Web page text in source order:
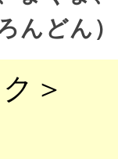
んどん）
＞